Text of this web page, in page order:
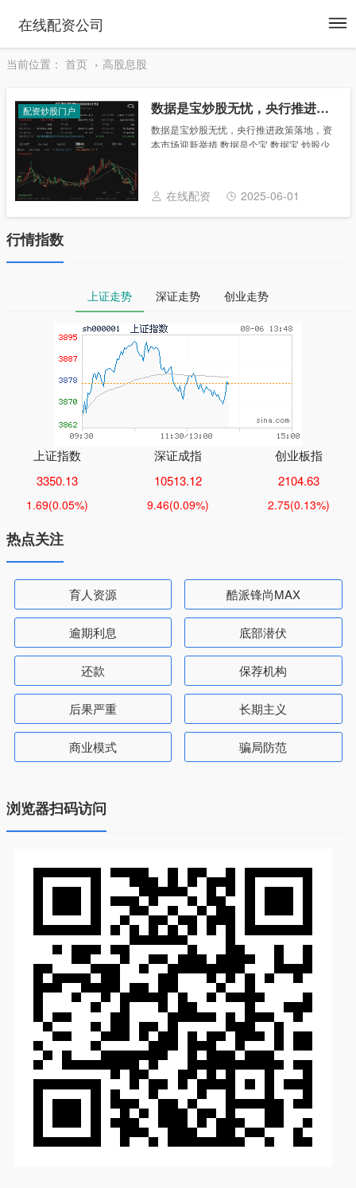
在线配资公司
当前位置： 首页 高股息股
配资炒股门户 数据是宝炒股无忧，央行推进政策落地，资本市场迎新举措
数据是宝炒股无忧，央行推进政策落地，资
本市场迎新举措 数据是个宝 数据宝 炒股少
快落地 9月25日，中国人民银行货币政
策......
在线配资 2025-06-01
行情指数
上证走势 深证走势 创业走势
上证指数
3350.13
1.69(0.05%)
深证成指
10513.12
9.46(0.09%)
创业板指
2104.63
2.75(0.13%)
热点关注
育人资源 酷派锋尚MAX
逾期利息 底部潜伏
还款 保荐机构
后果严重 长期主义
商业模式 骗局防范
浏览器扫码访问